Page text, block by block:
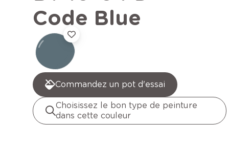
Code Blue
Commandez un pot d'essai
Choisissez le bon type de peinture
dans cette couleur